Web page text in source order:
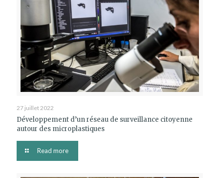
27 juillet 2022
Développement d’un réseau de surveillance citoyenne
autour des microplastiques
Read more